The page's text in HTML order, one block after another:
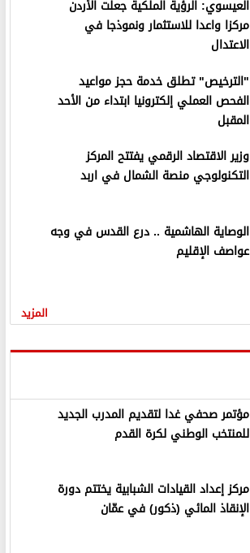
العيسوي: الرؤية الملكية جعلت الأردن
مركزا واعدا للاستثمار ونموذجا في
الاعتدال
"الترخيص" تطلق خدمة حجز مواعيد
الفحص العملي إلكترونيا ابتداء من الأحد
المقبل
وزير الاقتصاد الرقمي يفتتح المركز
التكنولوجي منصة الشمال في اربد
الوصاية الهاشمية .. درع القدس في وجه
عواصف الإقليم
المزيد
مؤتمر صحفي غدا لتقديم المدرب الجديد
للمنتخب الوطني لكرة القدم
مركز إعداد القيادات الشبابية يختتم دورة
الإنقاذ المائي (ذكور) في عمّان